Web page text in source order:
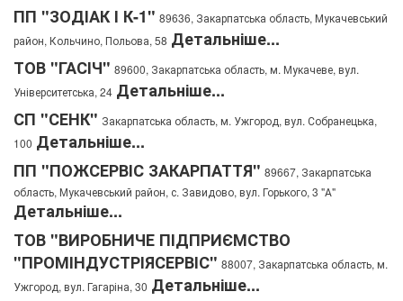
ПП "ЗОДІАК І К-1" 89636, Закарпатська область, Мукачевський
район, Кольчино, Польова, 58 Детальніше...
ТОВ "ГАСІЧ" 89600, Закарпатська область, м. Мукачеве, вул.
Університетська, 24 Детальніше...
СП "СЕНК" Закарпатська область, м. Ужгород, вул. Собранецька,
100 Детальніше...
ПП "ПОЖСЕРВІС ЗАКАРПАТТЯ" 89667, Закарпатська
область, Мукачевський район, с. Завидово, вул. Горького, 3 "А"
Детальніше...
ТОВ "ВИРОБНИЧЕ ПІДПРИЄМСТВО
"ПРОМІНДУСТРІЯСЕРВІС" 88007, Закарпатська область, м.
Ужгород, вул. Гагаріна, 30 Детальніше...